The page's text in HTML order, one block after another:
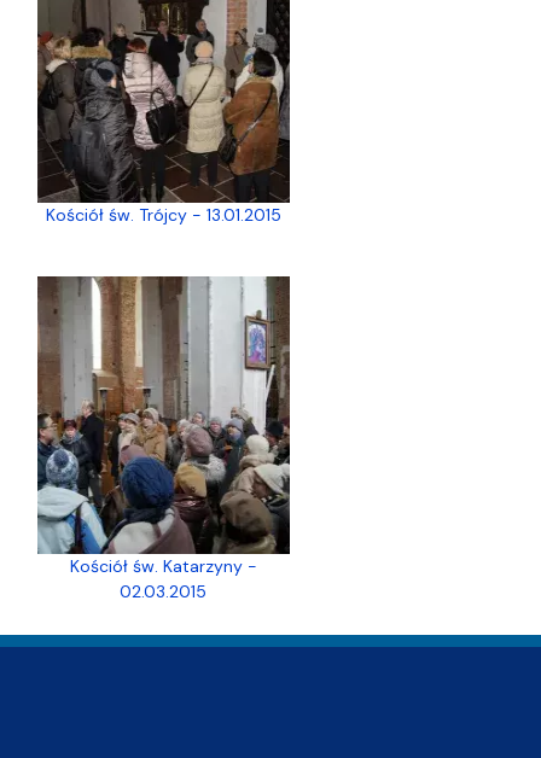
Kościół św. Trójcy - 13.01.2015
Kościół św. Katarzyny -
02.03.2015